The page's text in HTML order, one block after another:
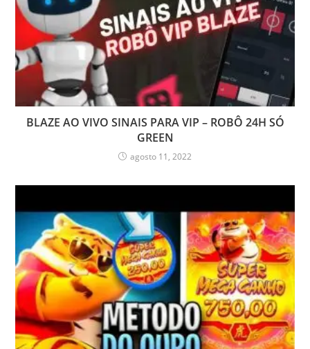
BLAZE AO VIVO SINAIS PARA VIP – ROBÔ 24H SÓ
GREEN
agosto 11, 2022